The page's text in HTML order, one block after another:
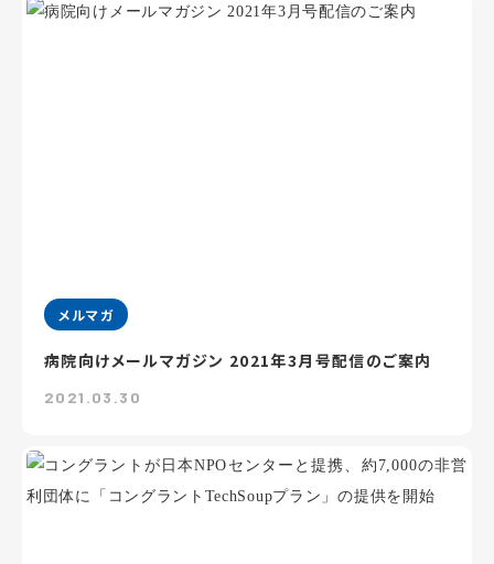
メルマガ
病院向けメールマガジン 2021年3月号配信のご案内
2021.03.30